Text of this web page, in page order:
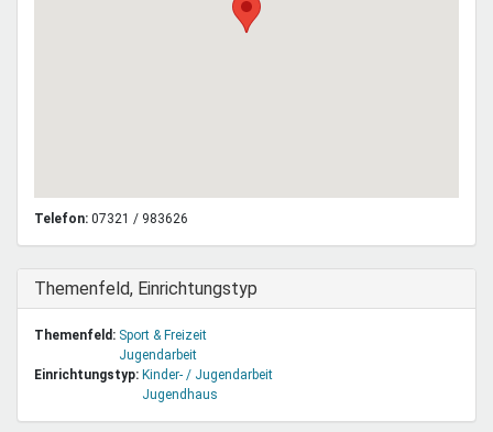
Telefon: 07321 / 983626
Ausblenden
Themenfeld, Einrichtungstyp
Themenfeld: Sport & Freizeit
Jugendarbeit
Einrichtungstyp: Kinder- / Jugendarbeit
Jugendhaus